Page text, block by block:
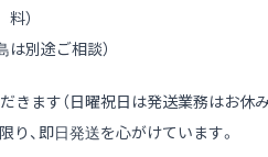
料）
は別途ご相談）
きます（日曜祝日は発送業務はお休
り、即日発送を心がけています。